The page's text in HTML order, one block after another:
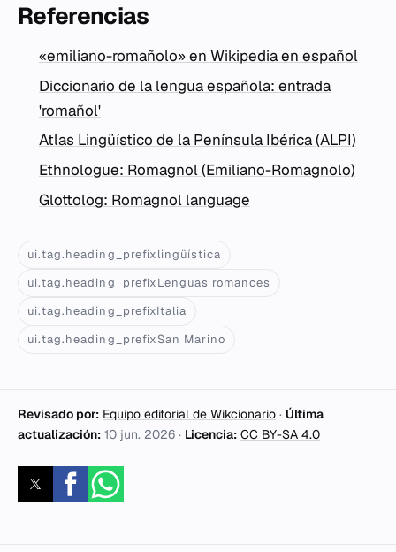
Referencias
«emiliano-romañolo» en Wikipedia en español
Diccionario de la lengua española: entrada
'romañol'
Atlas Lingüístico de la Península Ibérica (ALPI)
Ethnologue: Romagnol (Emiliano-Romagnolo)
Glottolog: Romagnol language
ui.tag.heading_prefixlingüística
ui.tag.heading_prefixLenguas romances
ui.tag.heading_prefixItalia
ui.tag.heading_prefixSan Marino
Revisado por: Equipo editorial de Wikcionario · Última
actualización: 10 jun. 2026 · Licencia: CC BY-SA 4.0